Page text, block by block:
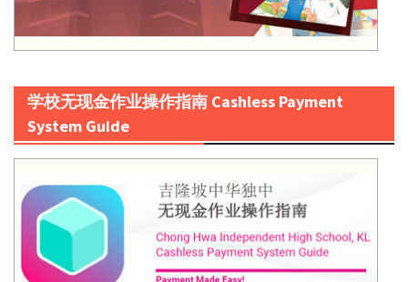
学校无现金作业操作指南 Cashless Payment
System Guide